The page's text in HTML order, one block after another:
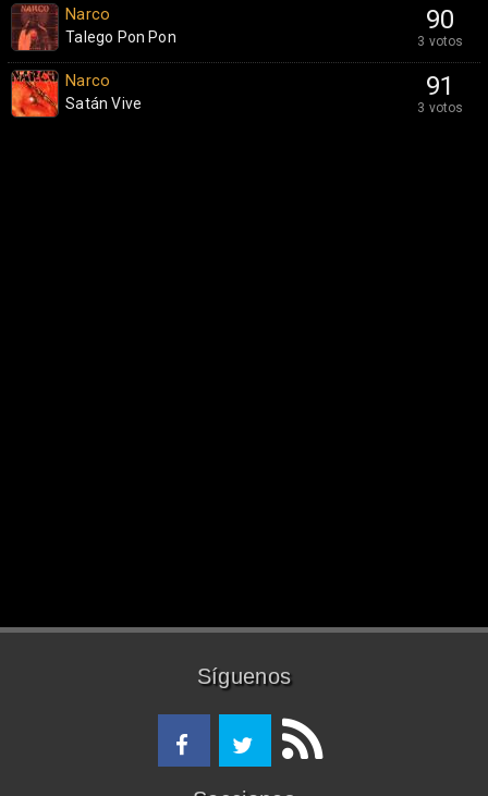
90
3 votos
Narco
Talego Pon Pon
91
3 votos
Narco
Satán Vive
Síguenos